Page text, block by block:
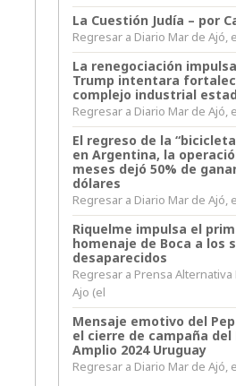
La Cuestión Judía – por
Regresar a Diario Mar de Ajó,
La renegociación
Trump intentara
complejo industrial
Regresar a Diario Mar de Ajó,
El regreso de la
en Argentina, la
meses dejó 50% de
dólares
Regresar a Diario Mar de Ajó,
Riquelme impulsa el
homenaje de Boca a los
desaparecidos
Regresar a Prensa Alternativa
Ajo (el
Mensaje emotivo del
el cierre de campaña del
Amplio 2024 Uruguay
Regresar a Diario Mar de Ajó,